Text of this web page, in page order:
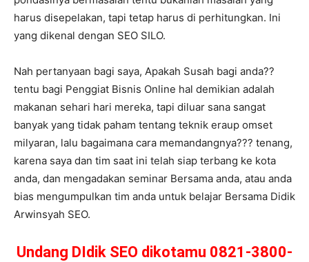
harus disepelakan, tapi tetap harus di perhitungkan. Ini
yang dikenal dengan SEO SILO.
Nah pertanyaan bagi saya, Apakah Susah bagi anda??
tentu bagi Penggiat Bisnis Online hal demikian adalah
makanan sehari hari mereka, tapi diluar sana sangat
banyak yang tidak paham tentang teknik eraup omset
milyaran, lalu bagaimana cara memandangnya??? tenang,
karena saya dan tim saat ini telah siap terbang ke kota
anda, dan mengadakan seminar Bersama anda, atau anda
bias mengumpulkan tim anda untuk belajar Bersama Didik
Arwinsyah SEO.
Undang DIdik SEO dikotamu 0821-3800-